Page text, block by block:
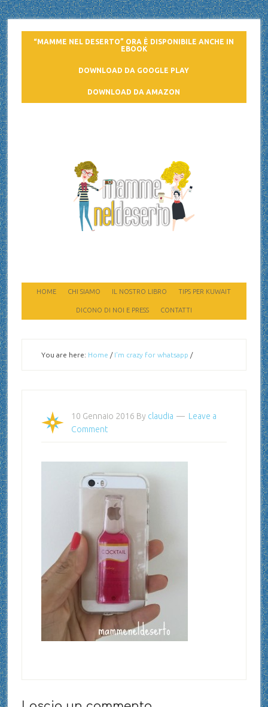
“MAMME NEL DESERTO” ORA È DISPONIBILE ANCHE IN
EBOOK
DOWNLOAD DA GOOGLE PLAY
DOWNLOAD DA AMAZON
HOME CHI SIAMO IL NOSTRO LIBRO TIPS PER KUWAIT
DICONO DI NOI E PRESS CONTATTI
You are here: Home / I'm crazy for whatsapp /
10 Gennaio 2016 By claudia
Leave a
Comment